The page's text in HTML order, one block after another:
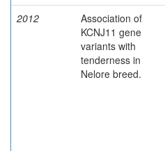
2012
Association of
KCNJ11 gene
variants with
tenderness in
Nelore breed.